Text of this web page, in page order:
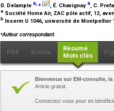
D. Delample a,⁎ , É. Chavignay a, C.
a Société Home Air, ZAC pôle actif, 12,
b Inserm U 1046, université de Montpellier
⁎Auteur correspondant.
PDF Article
Résumé
Mots clés
Bienvenue sur EM-consulte,
Article gratuit.
Connectez-vous pour en